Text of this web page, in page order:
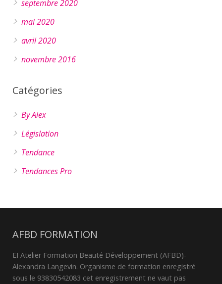
septembre 2020
mai 2020
avril 2020
novembre 2016
Catégories
By Alex
Législation
Tendance
Tendances Pro
AFBD FORMATION
EI Atelier Formation Beauté Développement (AFBD)-
Alexandra Langevin. Organisme de formation enregistré
sous le 93830542083 cet enregistrement ne vaut pas